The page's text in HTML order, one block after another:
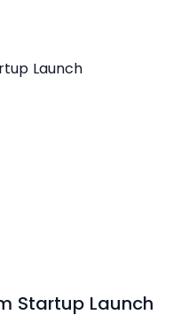
Startup Launch